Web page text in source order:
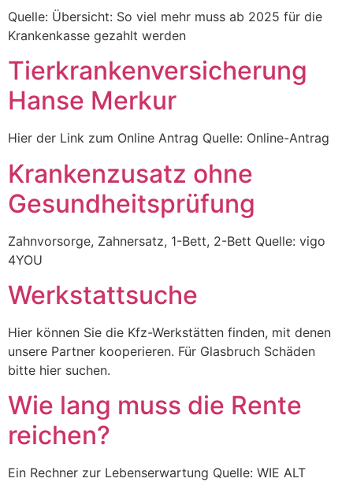
Quelle: Übersicht: So viel mehr muss ab 2025 für die
Krankenkasse gezahlt werden
Tierkrankenversicherung
Hanse Merkur
Hier der Link zum Online Antrag Quelle: Online-Antrag
Krankenzusatz ohne
Gesundheitsprüfung
Zahnvorsorge, Zahnersatz, 1-Bett, 2-Bett Quelle: vigo
4YOU
Werkstattsuche
Hier können Sie die Kfz-Werkstätten finden, mit denen
unsere Partner kooperieren. Für Glasbruch Schäden
bitte hier suchen.
Wie lang muss die Rente
reichen?
Ein Rechner zur Lebenserwartung Quelle: WIE ALT